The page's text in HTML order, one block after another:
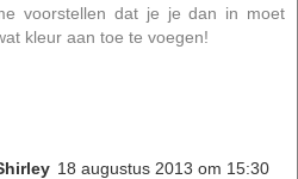
voorstellen dat je je dan in moet
kleur aan toe te voegen!
18 augustus 2013 om 15:30